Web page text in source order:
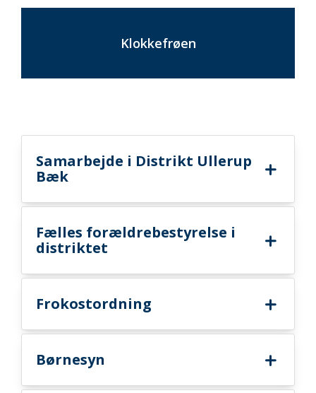
Klokkefrøen
Samarbejde i Distrikt Ullerup
Bæk
Fælles forældrebestyrelse i
distriktet
Frokostordning
Børnesyn